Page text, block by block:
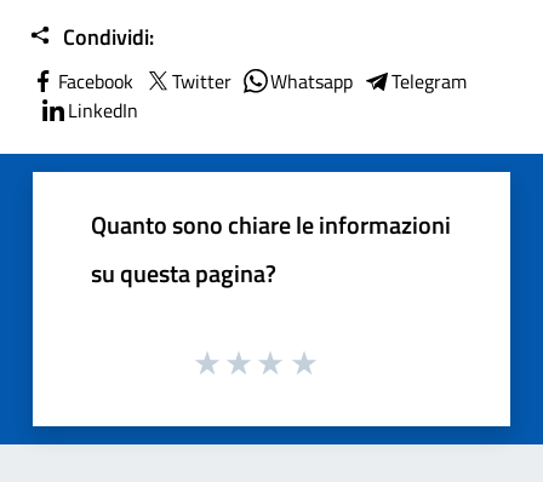
Condividi:
Facebook Twitter Whatsapp
Telegram
LinkedIn
Quanto sono chiare le informazioni
su questa pagina?